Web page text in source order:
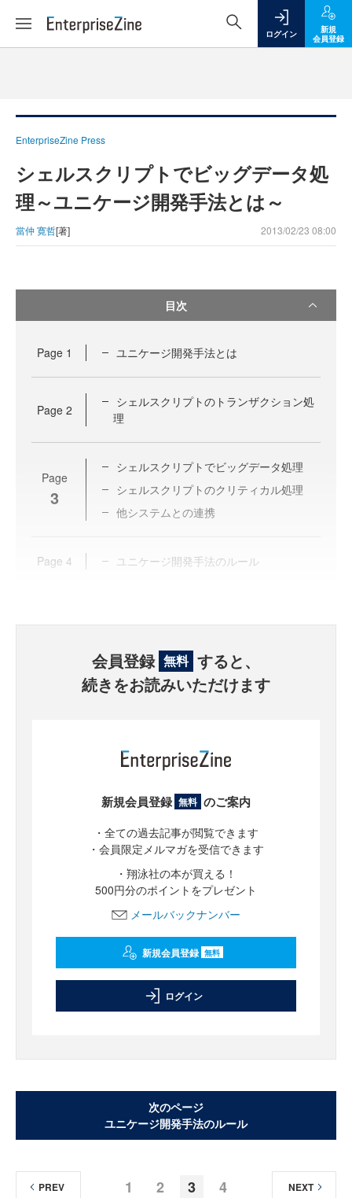
ログイン
新規
会員登録
EnterpriseZine Press
シェルスクリプトでビッグデータ処
理～ユニケージ開発手法とは～
當仲 寛哲[著] 2013/02/23 08:00
目次
Page 1 ユニケージ開発手法とは
Page 2
シェルスクリプトのトランザクション処
理
Page
3
シェルスクリプトでビッグデータ処理
シェルスクリプトのクリティカル処理
他システムとの連携
Page 4 ユニケージ開発手法のルール
会員登録 無料 すると、
続きをお読みいただけます
新規会員登録 無料 のご案内
・全ての過去記事が閲覧できます
・会員限定メルマガを受信できます
・翔泳社の本が買える！
500円分のポイントをプレゼント
メールバックナンバー
新規会員登録 無料
ログイン
次のページ
ユニケージ開発手法のルール
1 2 3 4
PREV NEXT